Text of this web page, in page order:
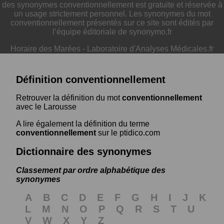
des synonymes conventionnellement est gratuite et réservée à
un usage strictement personnel. Les synonymes du mot
conventionnellement présentés sur ce site sont édités par
l’équipe éditoriale de synonymo.fr
Horaire des Marées - Laboratoire d'Analyses Médicales.fr
Définition conventionnellement
Retrouver la définition du motconventionnellement
avec le Larousse
A lire également la définition du terme
conventionnellement sur le ptidico.com
Dictionnaire des synonymes
Classement par ordre alphabétique des
synonymes
A B C D E F G H I J
K
L
M N O P Q R S T
U
V
W X Y Z